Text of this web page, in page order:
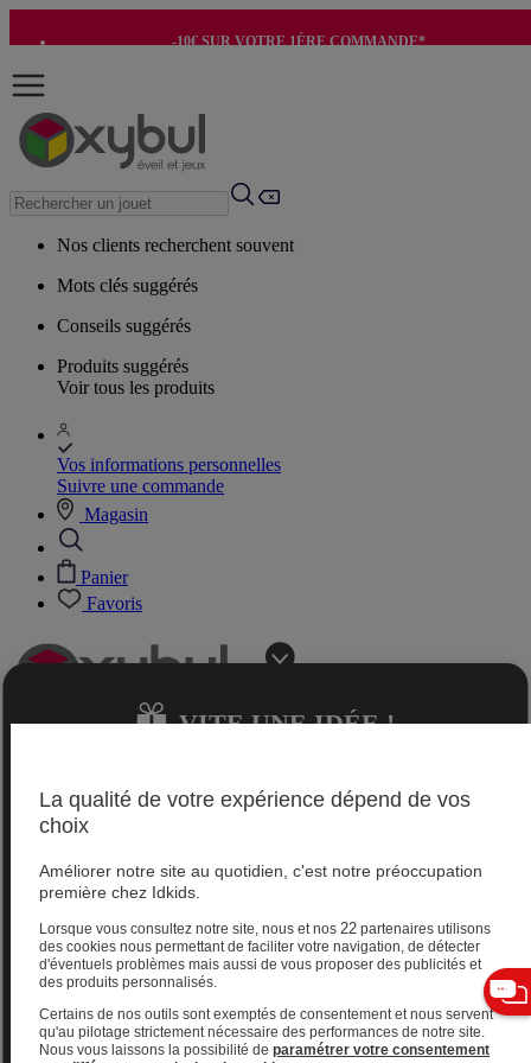
-10€ SUR VOTRE 1ÈRE COMMANDE*
Nos clients recherchent souvent
Mots clés suggérés
Conseils suggérés
Produits suggérés
Voir tous les produits
Vos informations personnelles
Suivre une commande
Magasin
Panier
Favoris
Aide et contact
Livraison gratuite
Retours gratuits sous 60 jours
Magasins
Aide et contact
Livraison gratuite
Retours gratuits sous 60 jours
Jeux 2-4 ans
VITE UNE IDÉE !
VITE UNE IDÉE !
JE TROUVE
La qualité de votre expérience dépend de vos
choix
Améliorer notre site au quotidien, c'est notre préoccupation
première chez Idkids.
Lorsque vous consultez notre site, nous et nos 22partenaires utilisons
des cookies nous permettant de faciliter votre navigation, de détecter
d'éventuels problèmes mais aussi de vous proposer des publicités et
des produits personnalisés.
Certains de nos outils sont exemptés de consentement et nous servent
qu'au pilotage strictement nécessaire des performances de notre site.
Nous vous laissons la possibilité de paramétrer votre consentement